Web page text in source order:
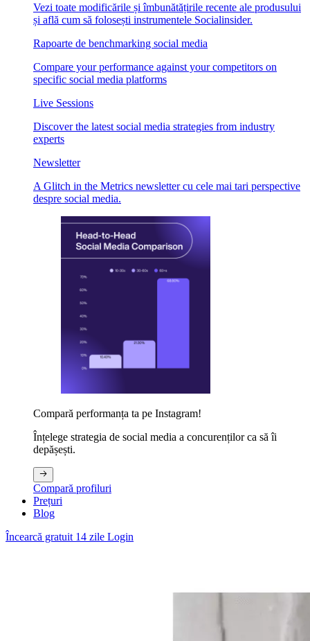
Vezi toate modificările și îmbunătățirile recente ale produsului
și află cum să folosești instrumentele Socialinsider.
Rapoarte de benchmarking social media
Compare your performance against your competitors on
specific social media platforms
Live Sessions
Discover the latest social media strategies from industry
experts
Newsletter
A Glitch in the Metrics newsletter cu cele mai tari perspective
despre social media.
Compară performanța ta pe Instagram!
Înțelege strategia de social media a concurenților ca să îi
depășești.
Compară profiluri
Prețuri
Blog
Încearcă gratuit 14 zile Login